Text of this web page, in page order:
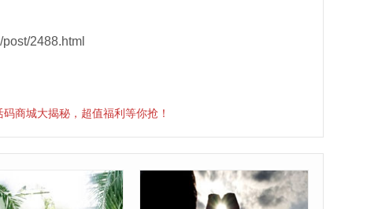
2488.html
码商城大揭秘，超值福利等你抢！